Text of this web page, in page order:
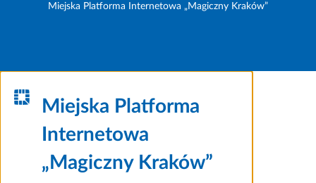
Miejska Platforma Internetowa „Magiczny Kraków”
Miejska Platforma
Internetowa
„Magiczny Kraków”